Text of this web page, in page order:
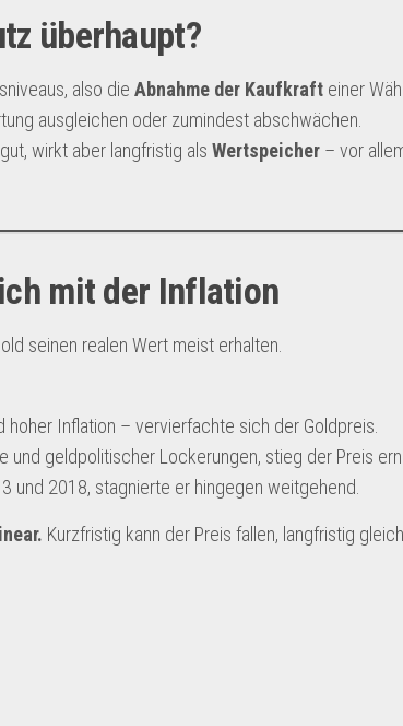
überhaupt?
also die Abnahme der Kaufkraft einer
ausgleichen oder zumindest abschwächen.
wirkt aber langfristig als Wertspeicher – vor
mit der Inflation
seinen realen Wert meist erhalten.
Inflation – vervierfachte sich der Goldpreis.
und geldpolitischer Lockerungen, stieg der Preis
und 2018, stagnierte er hingegen weitgehend.
Kurzfristig kann der Preis fallen, langfristig